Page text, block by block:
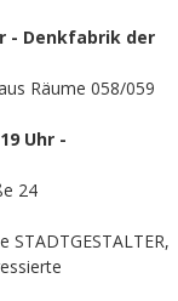
- Denkfabrik der
Räume 058/059
Uhr -
24
STADTGESTALTER,